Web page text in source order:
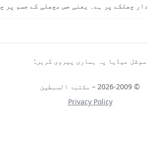
چھلکے پر ہے۔ یعنی جس مچھلی کے جسم پر
سوشل میڈیا پہ ہماری پیروی کریں:
© 2026-2009 – مکتبۃ السبطین
Privacy Policy